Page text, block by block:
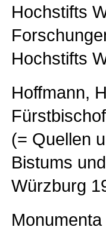
Hochstifts
Hochstifts
Hoffmann,
(= Quellen
Bistums
Würzburg